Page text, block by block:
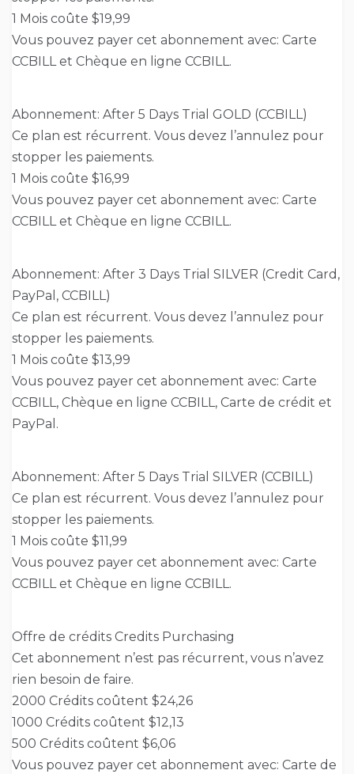
1 Mois coûte $19,99
Vous pouvez payer cet abonnement avec: Carte
CCBILL et Chèque en ligne CCBILL.
Abonnement: After 5 Days Trial GOLD (CCBILL)
Ce plan est récurrent. Vous devez l’annulez pour
stopper les paiements.
1 Mois coûte $16,99
Vous pouvez payer cet abonnement avec: Carte
CCBILL et Chèque en ligne CCBILL.
Abonnement: After 3 Days Trial SILVER (Credit Card,
PayPal, CCBILL)
Ce plan est récurrent. Vous devez l’annulez pour
stopper les paiements.
1 Mois coûte $13,99
Vous pouvez payer cet abonnement avec: Carte
CCBILL, Chèque en ligne CCBILL, Carte de crédit et
PayPal.
Abonnement: After 5 Days Trial SILVER (CCBILL)
Ce plan est récurrent. Vous devez l’annulez pour
stopper les paiements.
1 Mois coûte $11,99
Vous pouvez payer cet abonnement avec: Carte
CCBILL et Chèque en ligne CCBILL.
Offre de crédits Credits Purchasing
Cet abonnement n’est pas récurrent, vous n’avez
rien besoin de faire.
2000 Crédits coûtent $24,26
1000 Crédits coûtent $12,13
500 Crédits coûtent $6,06
Vous pouvez payer cet abonnement avec: Carte de